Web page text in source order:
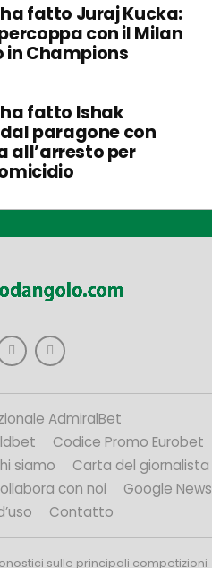
fatto Juraj Kucka:
con il Milan
in Champions
ha fatto Ishak
paragone con
all’arresto per
AdmiralBet
Codice Promo Eurobet
siamo
Carta del giornalista
con noi
Google News
Contatto
sulle principali competizioni